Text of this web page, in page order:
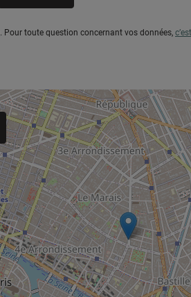
. Pour toute question concernant vos données,